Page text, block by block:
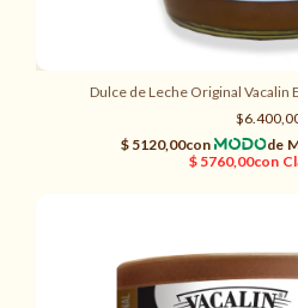
Dulce de Leche Original Vacalin